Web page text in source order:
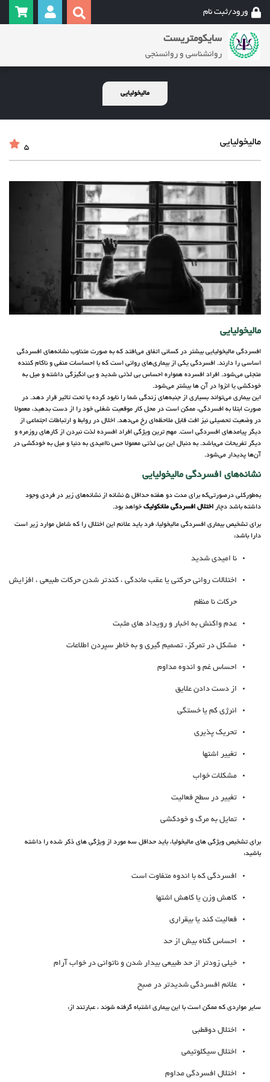
ورود/ثبت نام
سایکومتریست
روانشناسی و روانسنجی
مالیخولیایی
مالیخولیایی 5
مالیخولیایی
افسردگی مالیخولیایی بیشتر در کسانی اتفاق می‌افتد که به صورت متناوب نشانه‌های افسردگی
اساسی را دارند. افسردگی یکی از بیماری‌های روانی است که با احساسات منفی و ناکام کننده
متجلی می‌شود. افراد افسرده همواره احساس بی لذتی شدید و بی انگیزگی داشته و میل به
خودکشی یا انزوا در آن ها بیشتر می‌شود.
این بیماری می‌تواند بسیاری از جنبه‌های زندگی شما را نابود کرده یا تحت تاثیر قرار دهد. در
صورت ابتلا به افسردگی، ممکن است در محل کار موقعیت شغلی خود را از دست بدهید، معمولا
در وضعیت تحصیلی نیز افت قابل ملاحظه‌ای رخ می‌دهد. اخلال در روابط و ارتباطات اجتماعی از
دیگر پیامدهای افسردگی است. مهم ترین ویژگی افراد افسرده لذت نبردن از کارهای روزمره و
دیگر تفریحات می‌باشد. به دنبال این بی لذتی معمولا حس ناامیدی به دنیا و میل به خودکشی در
آن‌ها پدیدار می‌شود.
نشانه‌های افسردگی مالیخولیایی
به‌طورکلی درصورتی‌که برای مدت دو هفته حداقل 5 نشانه از نشانه‌های زیر در فردی وجود
داشته باشد دچار اختلال افسردگی ملانکولیک خواهد بود.
برای تشخیص بیماری افسردگی مالیخولیا، فرد باید علائم این اختلال را که شامل موارد زیر است
دارا باشد:
نا امیدی شدید
اختلالات روانی حرکتی یا عقب ماندگی ، کندتر شدن حرکات طبیعی ، افزایش
حرکات نا منظم
عدم واکنش به اخبار و رویداد های مثبت
مشکل در تمرکز، تصمیم گیری و به خاطر سپردن اطلاعات
احساس غم و اندوه مداوم
از دست دادن علایق
انرژی کم یا خستگی
تحریک پذیری
تغییر اشتها
مشکلات خواب
تغییر در سطح فعالیت
تمایل به مرگ و خودکشی
برای تشخیص ویژگی های مالیخولیا، باید حداقل سه مورد از ویژگی های ذکر شده را داشته
باشید:
افسردگی که با اندوه متفاوت است
کاهش وزن یا کاهش اشتها
فعالیت کند یا بیقراری
احساس گناه بیش از حد
خیلی زودتر از حد طبیعی بیدار شدن و ناتوانی در خواب آرام
علائم افسردگی شدیدتر در صبح
سایر مواردی که ممکن است با این بیماری اشتباه گرفته شوند ، عبارتند از:
اختلال دوقطبی
اختلال سیکلوتیمی
اختلال افسردگی مداوم